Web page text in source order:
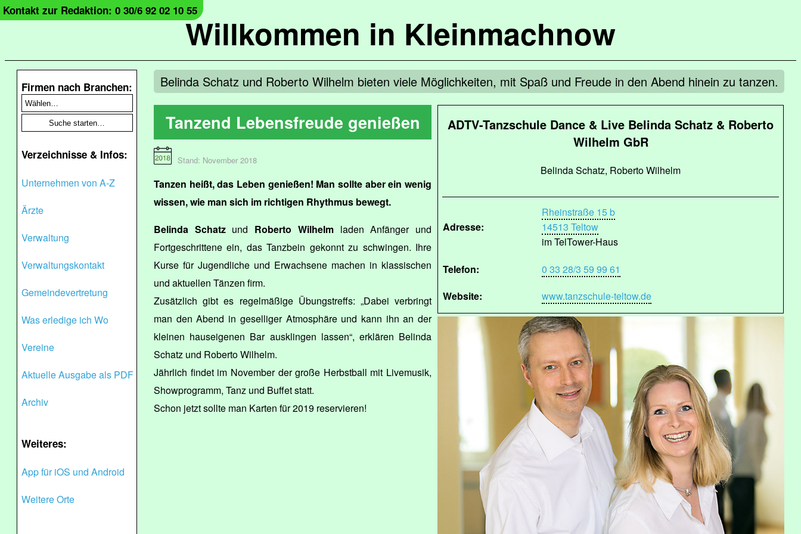
Willkommen in Kleinmachnow
Kontakt zur Redaktion: 0 30/6 92 02 10 55
Firmen nach Branchen:
Verzeichnisse & Infos:
Unternehmen von A-Z
Ärzte
Verwaltung
Verwaltungskontakt
Gemeindevertretung
Was erledige ich Wo
Vereine
Aktuelle Ausgabe als PDF
Archiv
Weiteres:
App für iOS und Android
Weitere Orte
Belinda Schatz und Roberto Wilhelm bieten viele Möglichkeiten, mit Spaß und Freude in den Abend hinein zu tanzen.
ADTV-Tanzschule Dance & Live Belinda Schatz & Roberto
Wilhelm GbR
Belinda Schatz, Roberto Wilhelm
Adresse:
Rheinstraße 15 b
14513 Teltow
im TelTower-Haus
Telefon:
0 33 28/3 59 99 61
Website:
www.tanzschule-teltow.de
Tanzend Lebensfreude genießen
Stand: November 2018
Tanzen heißt, das Leben genießen! Man sollte aber ein wenig
wissen, wie man sich im richtigen Rhythmus bewegt.
Belinda Schatzund Roberto Wilhelmladen Anfänger und
Fortgeschrittene ein, das Tanzbein gekonnt zu schwingen. Ihre
Kurse für Jugendliche und Erwachsene machen in klassischen
und aktuellen Tänzen firm.
Zusätzlich gibt es regelmäßige Übungstreffs: „Dabei verbringt
man den Abend in geselliger Atmosphäre und kann ihn an der
kleinen hauseigenen Bar ausklingen lassen“, erklären Belinda
Schatz und Roberto Wilhelm.
Jährlich findet im November der große Herbstball mit Livemusik,
Showprogramm, Tanz und Buffet statt.
Schon jetzt sollte man Karten für 2019 reservieren!